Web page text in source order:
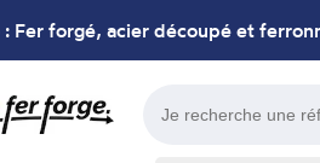
: Fer forgé, acier découpé et